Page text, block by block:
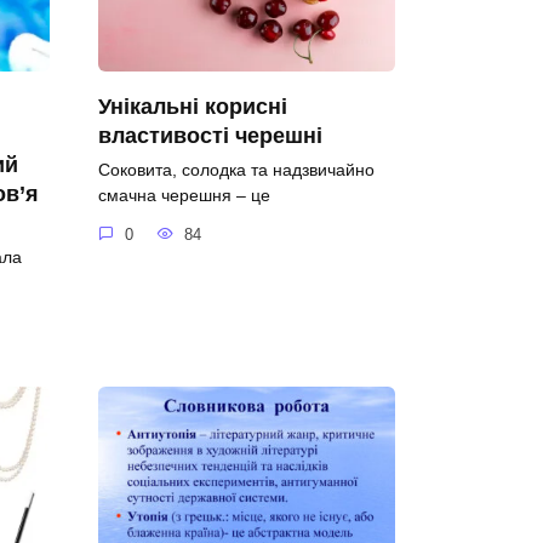
Унікальні корисні
властивості черешні
Соковита, солодка та надзвичайно
смачна черешня – це
0 84